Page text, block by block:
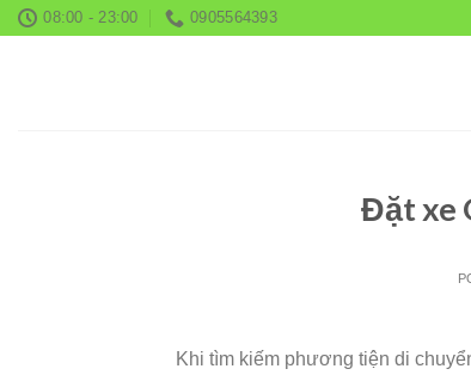
Skip 08:00 - 23:00 0905564393
Đặt xe
Khi tìm kiếm phương tiện di